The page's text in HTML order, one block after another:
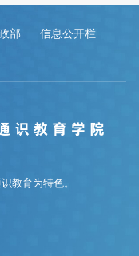
部
信息公开栏
教育为特色。